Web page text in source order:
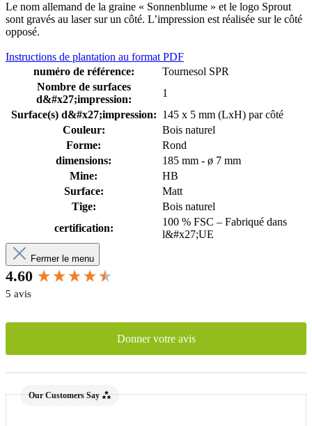
Le nom allemand de la graine « Sonnenblume » et le logo Sprout
sont gravés au laser sur un côté. L’impression est réalisée sur le côté
opposé.
Instructions de plantation au format PDF
numéro de référence:
Tournesol SPR
Nombre de surfaces
d&#x27;impression:
1
Surface(s) d&#x27;impression: 145 x 5 mm (LxH) par côté
Couleur:
Bois naturel
Forme:
Rond
dimensions:
185 mm - ø 7 mm
Mine:
HB
Surface:
Matt
Tige:
Bois naturel
certification:
100 % FSC – Fabriqué dans
l&#x27;UE
Fermer le menu
4.60
5 avis
Donner votre avis
Our Customers Say
New content loaded